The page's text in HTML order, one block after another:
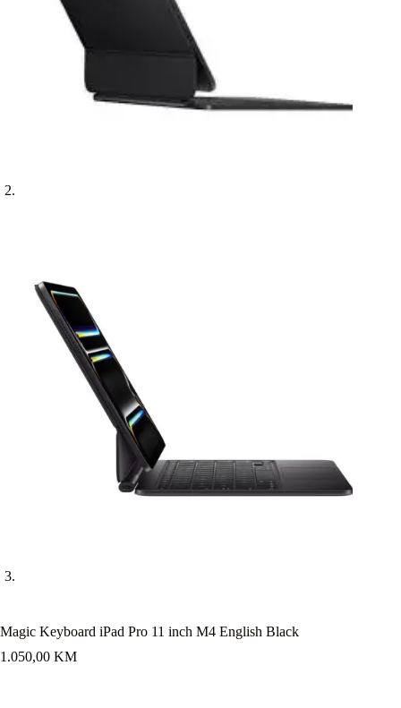
Magic Keyboard iPad Pro 11 inch M4 English Black
1.050,00 KM